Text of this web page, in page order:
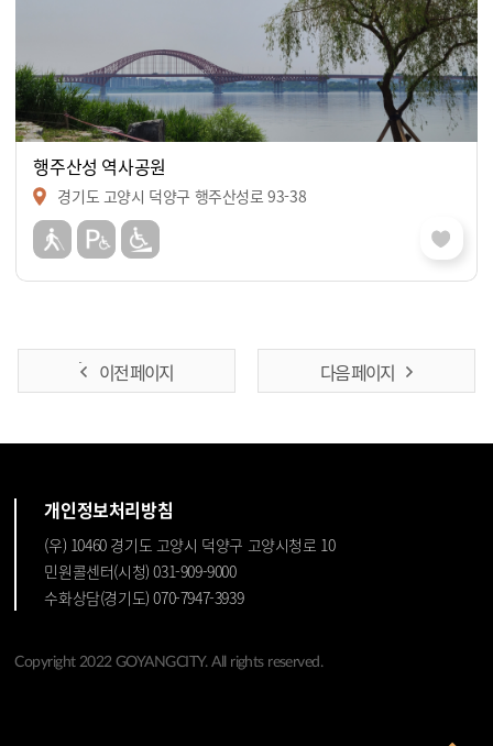
행주산성 역사공원
경기도 고양시 덕양구 행주산성로 93-38
이전 페이지 다음 페이지
개인정보처리방침
(우) 10460 경기도 고양시 덕양구 고양시청로 10
민원콜센터(시청) 031-909-9000
수화상담(경기도) 070-7947-3939
Copyright 2022 GOYANGCITY. All rights reserved.